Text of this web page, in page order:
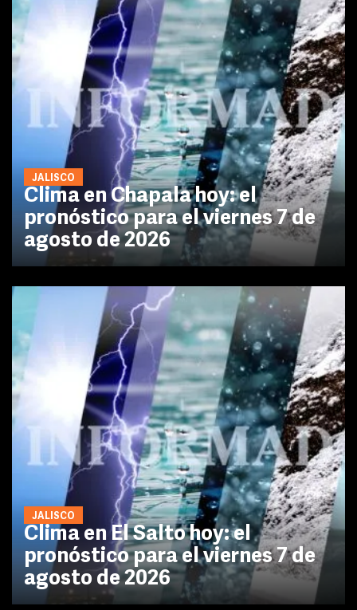
JALISCO
Clima en Chapala hoy: el
pronóstico para el viernes 7 de
agosto de 2026
JALISCO
Clima en El Salto hoy: el
pronóstico para el viernes 7 de
agosto de 2026